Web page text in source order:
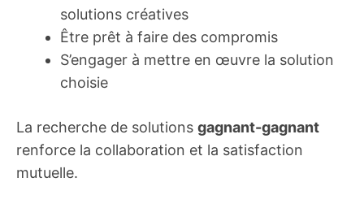
solutions créatives
Être prêt à faire des compromis
S’engager à mettre en œuvre la solution
choisie
La recherche de solutions gagnant-gagnant
renforce la collaboration et la satisfaction
mutuelle.